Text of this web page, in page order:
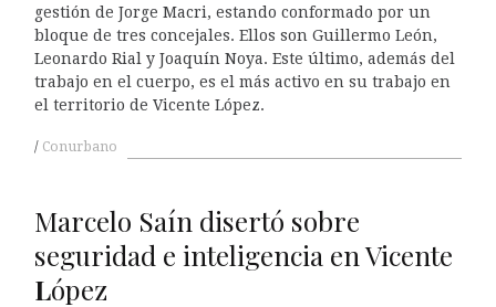
gestión de Jorge Macri, estando conformado por un
bloque de tres concejales. Ellos son Guillermo León,
Leonardo Rial y Joaquín Noya. Este último, además del
trabajo en el cuerpo, es el más activo en su trabajo en
el territorio de Vicente López.
Conurbano
Marcelo Saín disertó sobre
seguridad e inteligencia en Vicente
López